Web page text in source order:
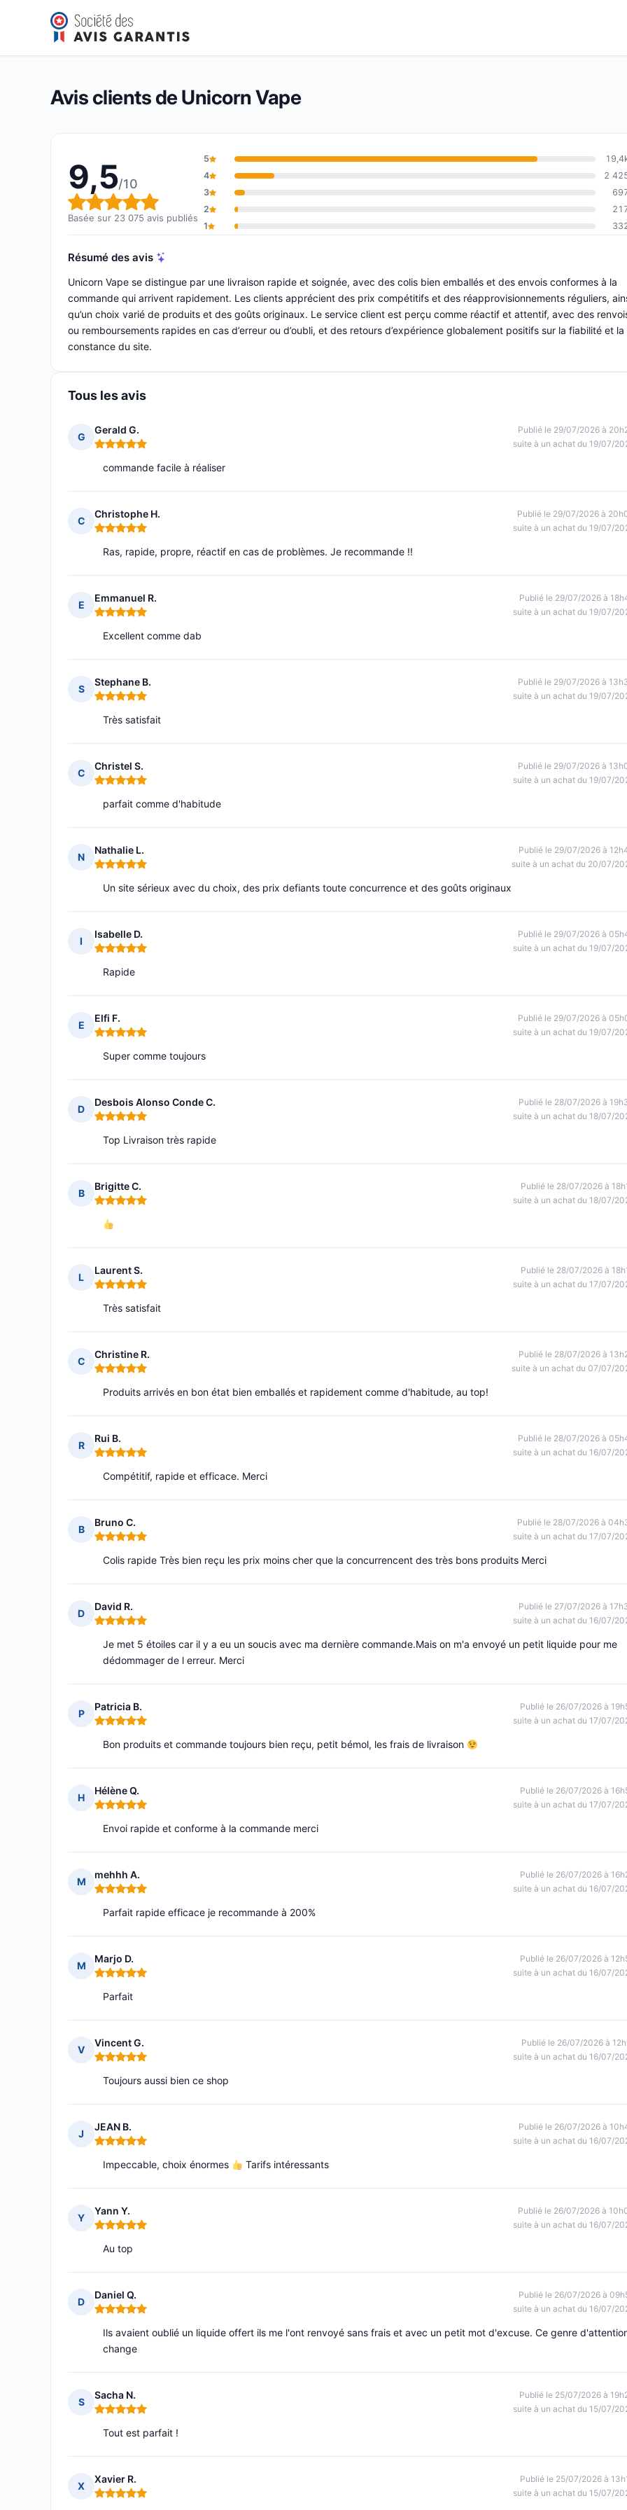
Unicorn Vape
Note globale : 9,5 sur 10
9,5/10(23 075 avis)
Avis clients de Unicorn Vape
9,5/10
Note globale : 9,5 sur 10
Basée sur 23 075 avis publiés
5
4
2
3
2
1
Résumé des avis
Unicorn Vape se distingue par une livraison rapide et soignée, avec des colis bien emballés et des envois conformes à la
commande qui arrivent rapidement. Les clients apprécient des prix compétitifs et des réapprovisionnements réguliers,
qu’un choix varié de produits et des goûts originaux. Le service client est perçu comme réactif et attentif, avec des
ou remboursements rapides en cas d’erreur ou d’oubli, et des retours d’expérience globalement positifs sur la fiabilité et la
constance du site.
Tous les avis
G
Gerald G.
Note : 5 sur 5
Publié le 29/07/2026 à
suite à un achat du 19/07/
commande facile à réaliser
C
Christophe H.
Note : 5 sur 5
Publié le 29/07/2026 à
suite à un achat du 19/07/
Ras, rapide, propre, réactif en cas de problèmes. Je recommande !!
E
Emmanuel R.
Note : 5 sur 5
Publié le 29/07/2026 à
suite à un achat du 19/07/
Excellent comme dab
S
Stephane B.
Note : 5 sur 5
Publié le 29/07/2026 à
suite à un achat du 19/07/
Très satisfait
C
Christel S.
Note : 5 sur 5
Publié le 29/07/2026 à
suite à un achat du 19/07/
parfait comme d'habitude
N
Nathalie L.
Note : 5 sur 5
Publié le 29/07/2026 à
suite à un achat du 20/07/
Un site sérieux avec du choix, des prix defiants toute concurrence et des goûts originaux
I
Isabelle D.
Note : 5 sur 5
Publié le 29/07/2026 à
suite à un achat du 19/07/
Rapide
E
Elfi F.
Note : 5 sur 5
Publié le 29/07/2026 à
suite à un achat du 19/07/
Super comme toujours
D
Desbois Alonso Conde C.
Note : 5 sur 5
Publié le 28/07/2026 à
suite à un achat du 18/07/
Top Livraison très rapide
B
Brigitte C.
Note : 5 sur 5
Publié le 28/07/2026 à
suite à un achat du 18/07/
L
Laurent S.
Note : 5 sur 5
Publié le 28/07/2026 à
suite à un achat du 17/07/
Très satisfait
C
Christine R.
Note : 5 sur 5
Publié le 28/07/2026 à
suite à un achat du 07/07/
Produits arrivés en bon état bien emballés et rapidement comme d'habitude, au top!
R
Rui B.
Note : 5 sur 5
Publié le 28/07/2026 à
suite à un achat du 16/07/
Compétitif, rapide et efficace. Merci
B
Bruno C.
Note : 5 sur 5
Publié le 28/07/2026 à
suite à un achat du 17/07/
Colis rapide Très bien reçu les prix moins cher que la concurrencent des très bons produits Merci
D
David R.
Note : 5 sur 5
Publié le 27/07/2026 à
suite à un achat du 16/07/
Je met 5 étoiles car il y a eu un soucis avec ma dernière commande.Mais on m'a envoyé un petit liquide pour me
dédommager de l erreur. Merci
P
Patricia B.
Note : 5 sur 5
Publié le 26/07/2026 à
suite à un achat du 17/07/
Bon produits et commande toujours bien reçu, petit bémol, les frais de livraison
H
Hélène Q.
Note : 5 sur 5
Publié le 26/07/2026 à
suite à un achat du 17/07/
Envoi rapide et conforme à la commande merci
M
mehhh A.
Note : 5 sur 5
Publié le 26/07/2026 à
suite à un achat du 16/07/
Parfait rapide efficace je recommande à 200%
M
Marjo D.
Note : 5 sur 5
Publié le 26/07/2026 à
suite à un achat du 16/07/
Parfait
V
Vincent G.
Note : 5 sur 5
Publié le 26/07/2026 à
suite à un achat du 16/07/
Toujours aussi bien ce shop
J
JEAN B.
Note : 5 sur 5
Publié le 26/07/2026 à
suite à un achat du 16/07/
Impeccable, choix énormes Tarifs intéressants
Y
Yann Y.
Note : 5 sur 5
Publié le 26/07/2026 à
suite à un achat du 16/07/
Au top
D
Daniel Q.
Note : 5 sur 5
Publié le 26/07/2026 à
suite à un achat du 16/07/
Ils avaient oublié un liquide offert ils me l'ont renvoyé sans frais et avec un petit mot d'excuse. Ce genre
change
S
Sacha N.
Note : 5 sur 5
Publié le 25/07/2026 à
suite à un achat du 15/07/
Tout est parfait !
X
Xavier R.
Note : 5 sur 5
Publié le 25/07/2026 à
suite à un achat du 15/07/